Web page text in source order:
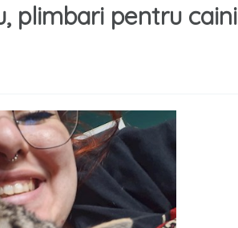
plimbari pentru caini